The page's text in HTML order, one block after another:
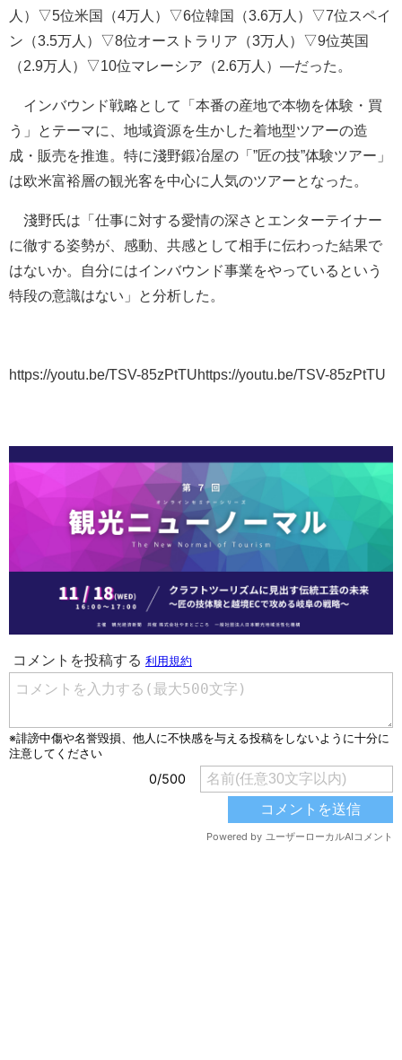
人）▽5位米国（4万人）▽6位韓国（3.6万人）▽7位スペイ
ン（3.5万人）▽8位オーストラリア（3万人）▽9位英国
（2.9万人）▽10位マレーシア（2.6万人）―だった。
インバウンド戦略として「本番の産地で本物を体験・買
う」とテーマに、地域資源を生かした着地型ツアーの造
成・販売を推進。特に淺野鍛冶屋の「”匠の技”体験ツアー」
は欧米富裕層の観光客を中心に人気のツアーとなった。
淺野氏は「仕事に対する愛情の深さとエンターテイナー
に徹する姿勢が、感動、共感として相手に伝わった結果で
はないか。自分にはインバウンド事業をやっているという
特段の意識はない」と分析した。
https://youtu.be/TSV-85zPtTUhttps://youtu.be/TSV-85zPtTU